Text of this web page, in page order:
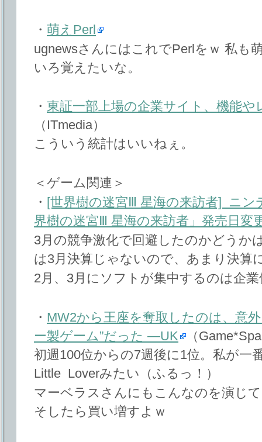
・ 萌えPerl
ugnewsさんにはこれでPerlをｗ 私も
いろ覚えたいな。
・ 東証一部上場の企業サイト、機能
（ITmedia）
こういう統計はいいねぇ。
＜ゲーム関連＞
・ [世界樹の迷宮Ⅲ 星海の来訪者] ニン
界樹の迷宮Ⅲ 星海の来訪者」発売日変
3月の競争激化で回避したのかどうか
は3月決算じゃないので、あまり決算
2月、3月にソフトが集中するのは企
・ MW2から王座を奪取したのは、意
ー製ゲーム”だった ―UK
（
初週100位からの7週後に1位。私が一
Little Loverみたい（ふるっ！）
マーベラスさんにもこんなのを演じ
そしたら買い増すよｗ